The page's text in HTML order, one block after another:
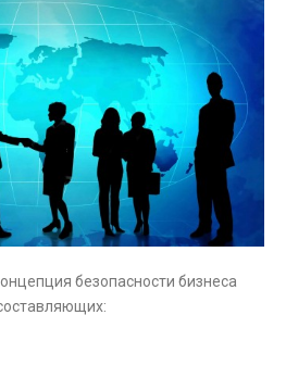
безопасности бизнеса